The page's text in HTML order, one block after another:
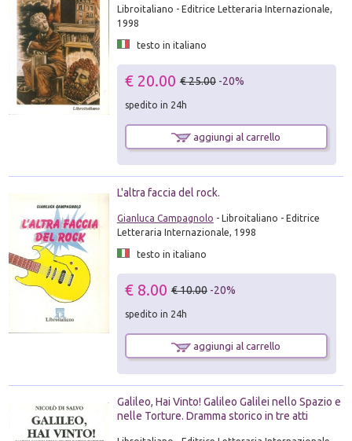
Libroitaliano - Editrice Letteraria Internazionale,
1998
testo in italiano
€ 20.00 € 25.00 -20%
spedito in 24h
aggiungi al carrello
L'altra faccia del rock.
Gianluca Campagnolo - Libroitaliano - Editrice
Letteraria Internazionale, 1998
testo in italiano
€ 8.00 € 10.00 -20%
spedito in 24h
aggiungi al carrello
Galileo, Hai Vinto! Galileo Galilei nello Spazio e
nelle Torture. Dramma storico in tre atti